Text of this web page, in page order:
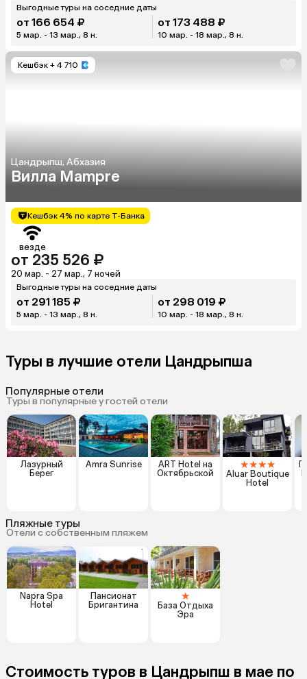
Выгодные туры на соседние даты
от 166 654 ₽
5 мар. - 13 мар., 8 н.
от 173 488 ₽
10 мар. - 18 мар., 8 н.
Кешбэк + 4 710
Цандрыпш, Абхазия
Вилла Mampre
Кешбэк 4% по карте Т-Банка
везде
от 235 526 ₽
20 мар. - 27 мар., 7 ночей
Выгодные туры на соседние даты
от 291 185 ₽
5 мар. - 13 мар., 8 н.
от 298 019 ₽
10 мар. - 18 мар., 8 н.
Туры в лучшие отели Цандрыпша
Популярные отели
Туры в популярные у гостей отели
Лазурный
Берег
Amra Sunrise
ART Hotel на
Октябрьской
★★★★
Aluar Boutique
Hotel
Пляжные туры
Отели с собственным пляжем
Napra Spa
Hotel
Пансионат
Бригантина
★
База Отдыха
Эра
Стоимость туров в Цандрыпш в мае по